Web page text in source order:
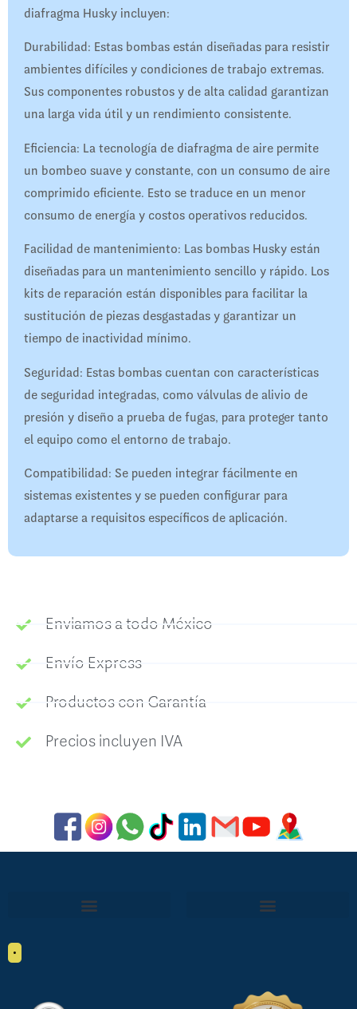
diafragma Husky incluyen:
Durabilidad: Estas bombas están diseñadas para resistir
ambientes difíciles y condiciones de trabajo extremas.
Sus componentes robustos y de alta calidad garantizan
una larga vida útil y un rendimiento consistente.
Eficiencia: La tecnología de diafragma de aire permite
un bombeo suave y constante, con un consumo de aire
comprimido eficiente. Esto se traduce en un menor
consumo de energía y costos operativos reducidos.
Facilidad de mantenimiento: Las bombas Husky están
diseñadas para un mantenimiento sencillo y rápido. Los
kits de reparación están disponibles para facilitar la
sustitución de piezas desgastadas y garantizar un
tiempo de inactividad mínimo.
Seguridad: Estas bombas cuentan con características
de seguridad integradas, como válvulas de alivio de
presión y diseño a prueba de fugas, para proteger tanto
el equipo como el entorno de trabajo.
Compatibilidad: Se pueden integrar fácilmente en
sistemas existentes y se pueden configurar para
adaptarse a requisitos específicos de aplicación.
Enviamos a todo México
Envío Express
Productos con Garantía
Precios incluyen IVA
•